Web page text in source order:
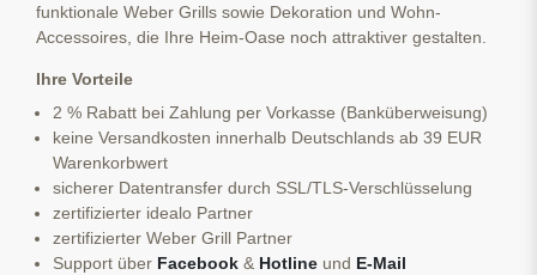
funktionale Weber Grills sowie Dekoration und Wohn-
Accessoires, die Ihre Heim-Oase noch attraktiver gestalten.
Ihre Vorteile
2 % Rabatt bei Zahlung per Vorkasse (Banküberweisung)
keine Versandkosten innerhalb Deutschlands ab 39 EUR
Warenkorbwert
sicherer Datentransfer durch SSL/TLS-Verschlüsselung
zertifizierter idealo Partner
zertifizierter Weber Grill Partner
Support über Facebook & Hotline und E-Mail